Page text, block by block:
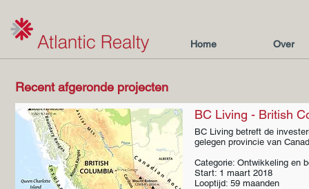
Home Over
Recent afgeronde projecten
BC Living - British
BC Living betreft de
gelegen provincie van
Categorie: Ontwikkeling en
Start: 1 maart 2018
Looptijd: 59 maanden